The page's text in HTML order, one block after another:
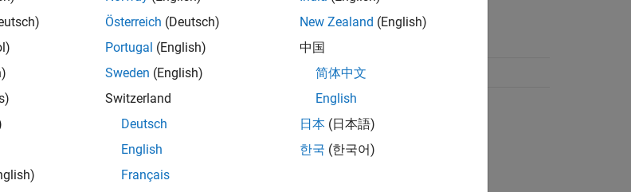
if input
Österreich (Deutsch)
Portugal (English)
Sweden (English)
Switzerland
Deutsch
English
Français
New Zealand (English)
中国
简体中文
English
日本 (日本語)
한국 (한국어)